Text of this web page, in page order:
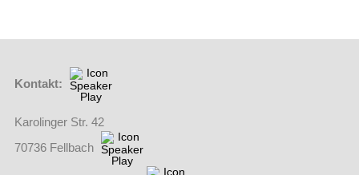
Kontakt:
Karolinger Str. 42
70736 Fellbach